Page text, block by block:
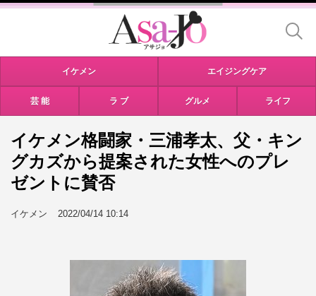
イケメン エイジングケア
芸 能 ラ ブ グルメ ライフ
イケメン格闘家・三浦孝太、父・キン
グカズから提案された女性へのプレ
ゼントに賛否
イケメン 2022/04/14 10:14